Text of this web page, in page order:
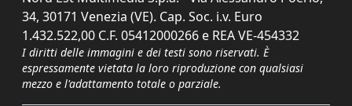
34, 30171 Venezia (VE). Cap. Soc. i.v. Euro
1.432.522,00 C.F. 05412000266 e REA VE-454332
I diritti delle immagini e dei testi sono riservati. È
espressamente vietata la loro riproduzione con qualsiasi
mezzo e l'adattamento totale o parziale.